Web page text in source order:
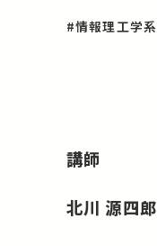
#情報理工学
講師
北川 源四郎